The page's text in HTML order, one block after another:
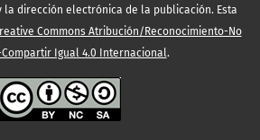
la dirección electrónica de la publicación. Esta
Commons Atribución/Reconocimiento-No
Igual 4.0 Internacional.